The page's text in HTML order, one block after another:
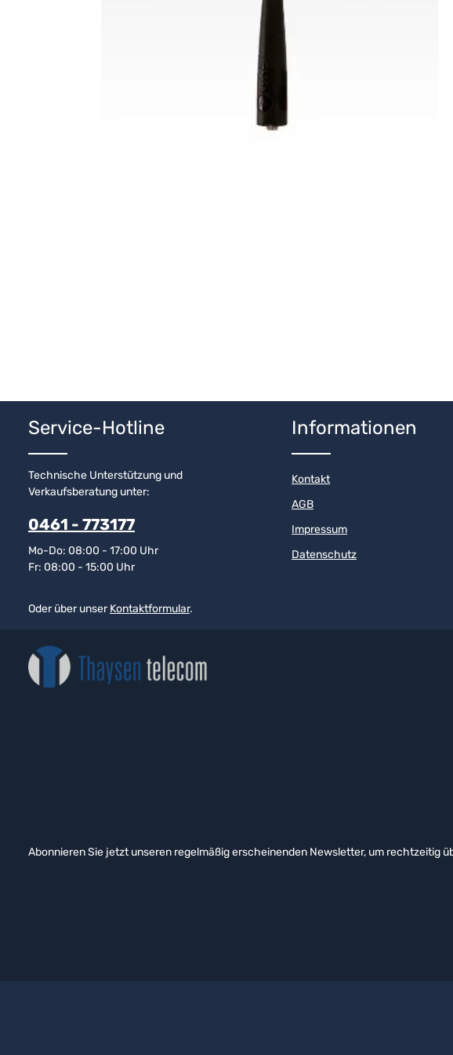
Service-Hotline
Technische Unterstützung und
Verkaufsberatung unter:
0461 - 773177
Mo-Do: 08:00 - 17:00 Uhr
Fr: 08:00 - 15:00 Uhr
Oder über unserKontaktformular.
Informationen
Kontakt
AGB
Impressum
Datenschutz
Abonnieren Sie jetzt unseren regelmäßig erscheinenden Newsletter, um rechtzeitig